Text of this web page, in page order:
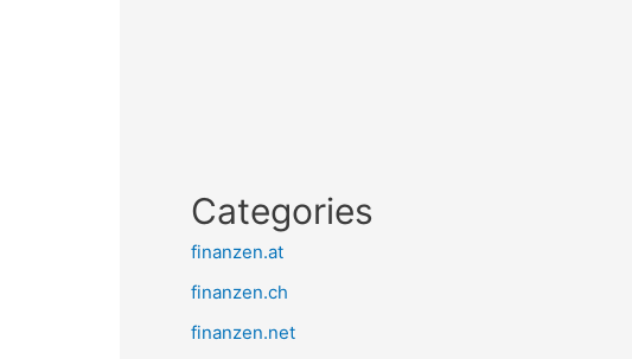
Categories
finanzen.at
finanzen.ch
finanzen.net